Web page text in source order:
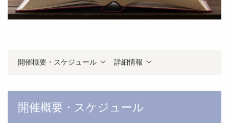
開催概要・スケジュール 詳細情報
開催概要・スケジュール